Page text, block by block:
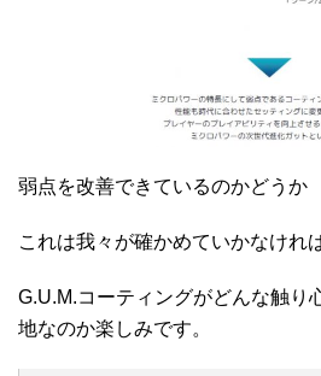
弱点を改善できているのかどうか
これは我々が確かめていかなけれ
G.U.M.コーティングがどんな触り
地なのか楽しみです。